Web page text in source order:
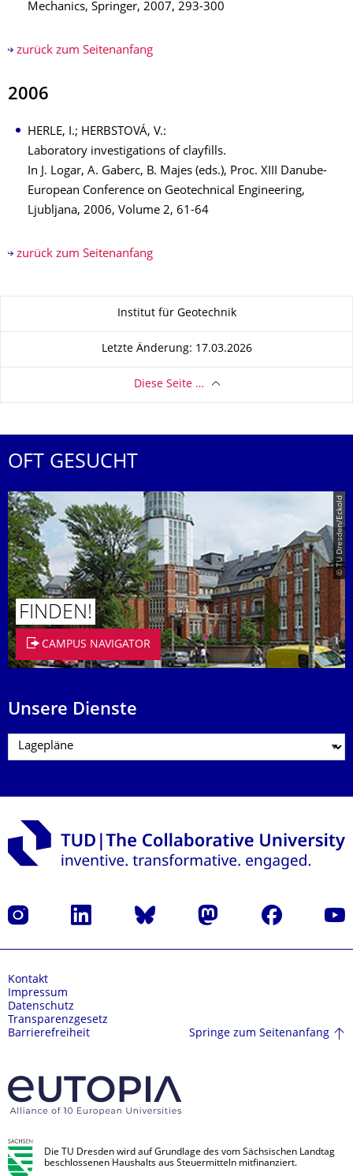
Mechanics, Springer, 2007, 293-300
zurück zum Seitenanfang
2006
HERLE, I.; HERBSTOVÁ, V.:
Laboratory investigations of clayfills.
In J. Logar, A. Gaberc, B. Majes (eds.), Proc. XIII Danube-
European Conference on Geotechnical Engineering,
Ljubljana, 2006, Volume 2, 61-64
zurück zum Seitenanfang
Zu dieser SeiteInstitut für Geotechnik
Letzte Änderung: 17.03.2026
Diese Seite …
OFT GESUCHT
© TU Dresden/Eckold
FINDEN!
CAMPUS NAVIGATOR
Unsere Dienste
Instagram LinkedIn Bluesky Mastodon Facebook
Kontakt
Impressum
Datenschutz
Transparenzgesetz
Barrierefreiheit
Springe zum Seitenanfang
Die TU Dresden wird auf Grundlage des vom Sächsischen Landtag
beschlossenen Haushalts aus Steuermitteln mitfinanziert.